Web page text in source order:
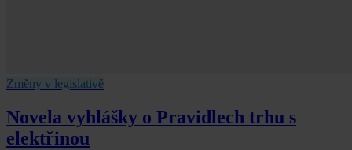
Změny v legislativě
Novela vyhlášky o Pravidlech trhu s
elektřinou